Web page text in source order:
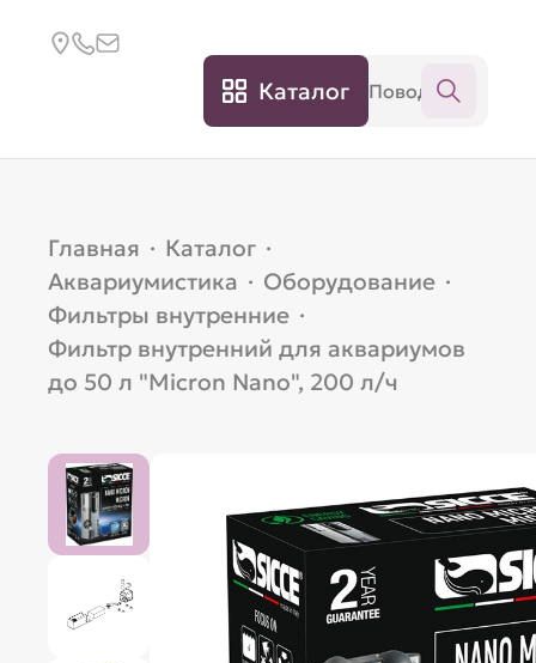
Каталог
Главная · Каталог ·
Аквариумистика · Оборудование ·
Фильтры внутренние ·
Фильтр внутренний для аквариумов
до 50 л "Micron Nano", 200 л/ч